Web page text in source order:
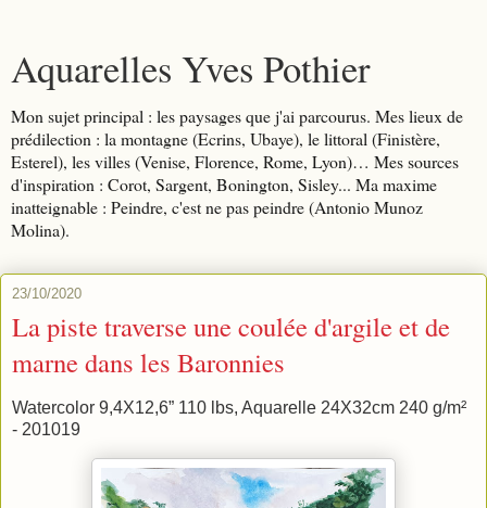
Aquarelles Yves Pothier
Mon sujet principal : les paysages que j'ai parcourus. Mes lieux de
prédilection : la montagne (Ecrins, Ubaye), le littoral (Finistère,
Esterel), les villes (Venise, Florence, Rome, Lyon)… Mes sources
d'inspiration : Corot, Sargent, Bonington, Sisley... Ma maxime
inatteignable : Peindre, c'est ne pas peindre (Antonio Munoz
Molina).
23/10/2020
La piste traverse une coulée d'argile et de
marne dans les Baronnies
Watercolor 9,4X12,6” 110 lbs, Aquarelle 24X32cm 240 g/m²
- 201019